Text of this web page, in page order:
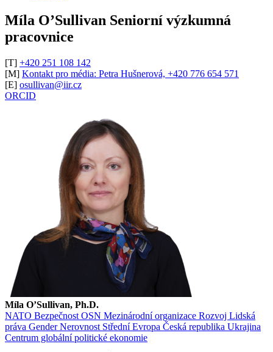
Míla O’Sullivan Seniorní výzkumná
pracovnice
[T] +420 251 108 142
[M] Kontakt pro média: Petra Hušnerová, +420 776 654 571
[E] osullivan@iir.cz
ORCID
Míla O’Sullivan, Ph.D.
NATO Bezpečnost OSN Mezinárodní organizace Rozvoj Lidská
práva GenderNerovnost Střední Evropa Česká republika Ukrajina
Centrum globální politické ekonomie